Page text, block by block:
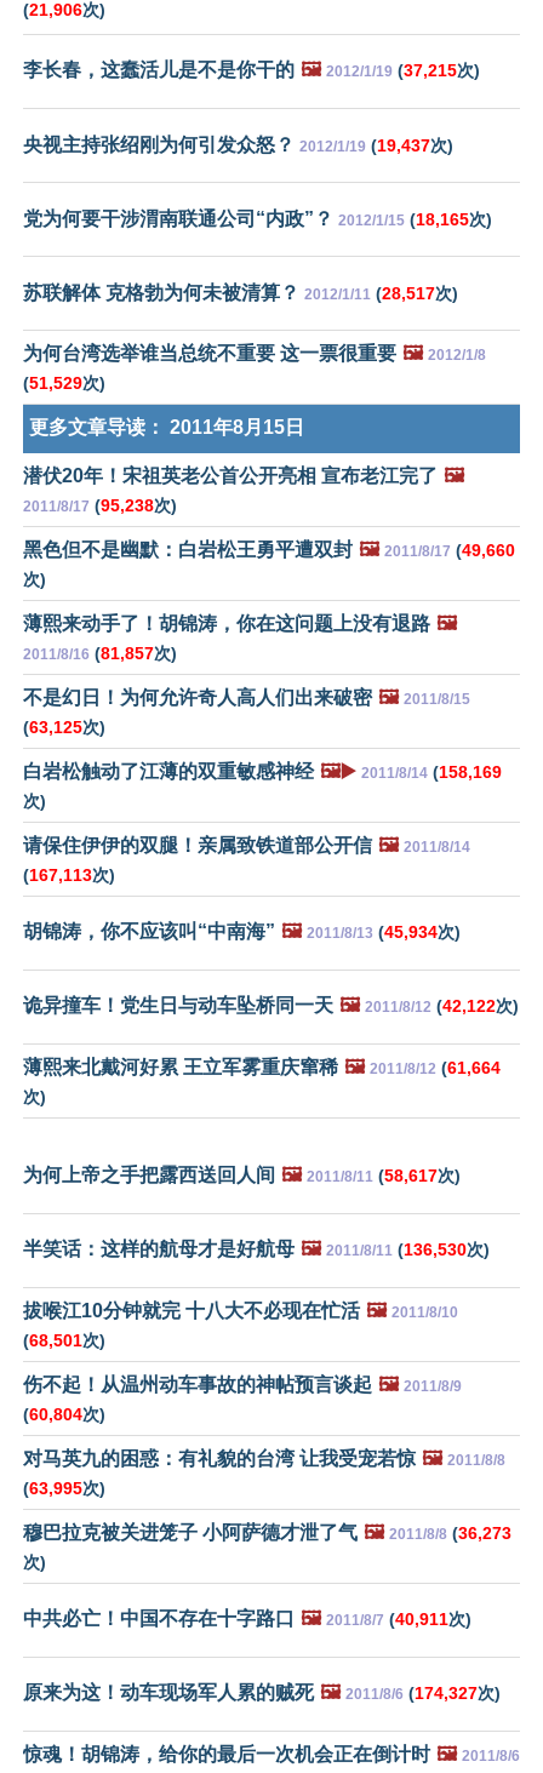
(21,906次)
李长春，这蠢活儿是不是你干的 🖼️ 2012/1/19 (37,215次)
央视主持张绍刚为何引发众怒？ 2012/1/19 (19,437次)
党为何要干涉渭南联通公司“内政”？ 2012/1/15 (18,165次)
苏联解体 克格勃为何未被清算？ 2012/1/11 (28,517次)
为何台湾选举谁当总统不重要 这一票很重要 🖼️ 2012/1/8
(51,529次)
更多文章导读： 2011年8月15日
潜伏20年！宋祖英老公首公开亮相 宣布老江完了 🖼️
2011/8/17 (95,238次)
黑色但不是幽默：白岩松王勇平遭双封 🖼️ 2011/8/17 (49,660
次)
薄熙来动手了！胡锦涛，你在这问题上没有退路 🖼️
2011/8/16 (81,857次)
不是幻日！为何允许奇人高人们出来破密 🖼️ 2011/8/15
(63,125次)
白岩松触动了江薄的双重敏感神经 🖼️▶️ 2011/8/14 (158,169
次)
请保住伊伊的双腿！亲属致铁道部公开信 🖼️ 2011/8/14
(167,113次)
胡锦涛，你不应该叫“中南海” 🖼️ 2011/8/13 (45,934次)
诡异撞车！党生日与动车坠桥同一天 🖼️ 2011/8/12 (42,122次)
薄熙来北戴河好累 王立军雾重庆窜稀 🖼️ 2011/8/12 (61,664
次)
为何上帝之手把露西送回人间 🖼️ 2011/8/11 (58,617次)
半笑话：这样的航母才是好航母 🖼️ 2011/8/11 (136,530次)
拔喉江10分钟就完 十八大不必现在忙活 🖼️ 2011/8/10
(68,501次)
伤不起！从温州动车事故的神帖预言谈起 🖼️ 2011/8/9
(60,804次)
对马英九的困惑：有礼貌的台湾 让我受宠若惊 🖼️ 2011/8/8
(63,995次)
穆巴拉克被关进笼子 小阿萨德才泄了气 🖼️ 2011/8/8 (36,273
次)
中共必亡！中国不存在十字路口 🖼️ 2011/8/7 (40,911次)
原来为这！动车现场军人累的贼死 🖼️ 2011/8/6 (174,327次)
惊魂！胡锦涛，给你的最后一次机会正在倒计时 🖼️ 2011/8/6